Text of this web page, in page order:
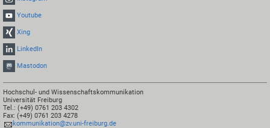
Youtube
Xing
LinkedIn
Mastodon
Hochschul- und Wissenschaftskommunikation
Universität Freiburg
Tel.: (+49) 0761 203 4302
Fax: (+49) 0761 203 4278
kommunikation@zv.uni-freiburg.de